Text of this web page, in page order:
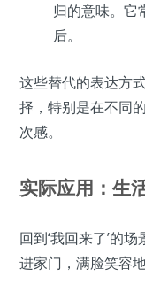
归的意味。它
后。
这些替代的表达方
择，特别是在不同
次感。
实际应用：生
回到‘我回来了’的
进家门，满脸笑容